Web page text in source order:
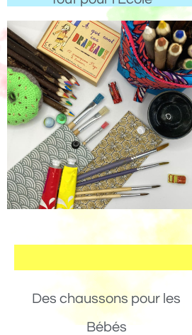
Des chaussons pour les
Bébés